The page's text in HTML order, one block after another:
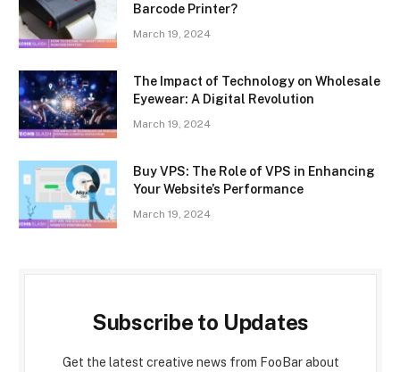
Barcode Printer?
March 19, 2024
The Impact of Technology on Wholesale
Eyewear: A Digital Revolution
March 19, 2024
Buy VPS: The Role of VPS in Enhancing
Your Website’s Performance
March 19, 2024
Subscribe to Updates
Get the latest creative news from FooBar about